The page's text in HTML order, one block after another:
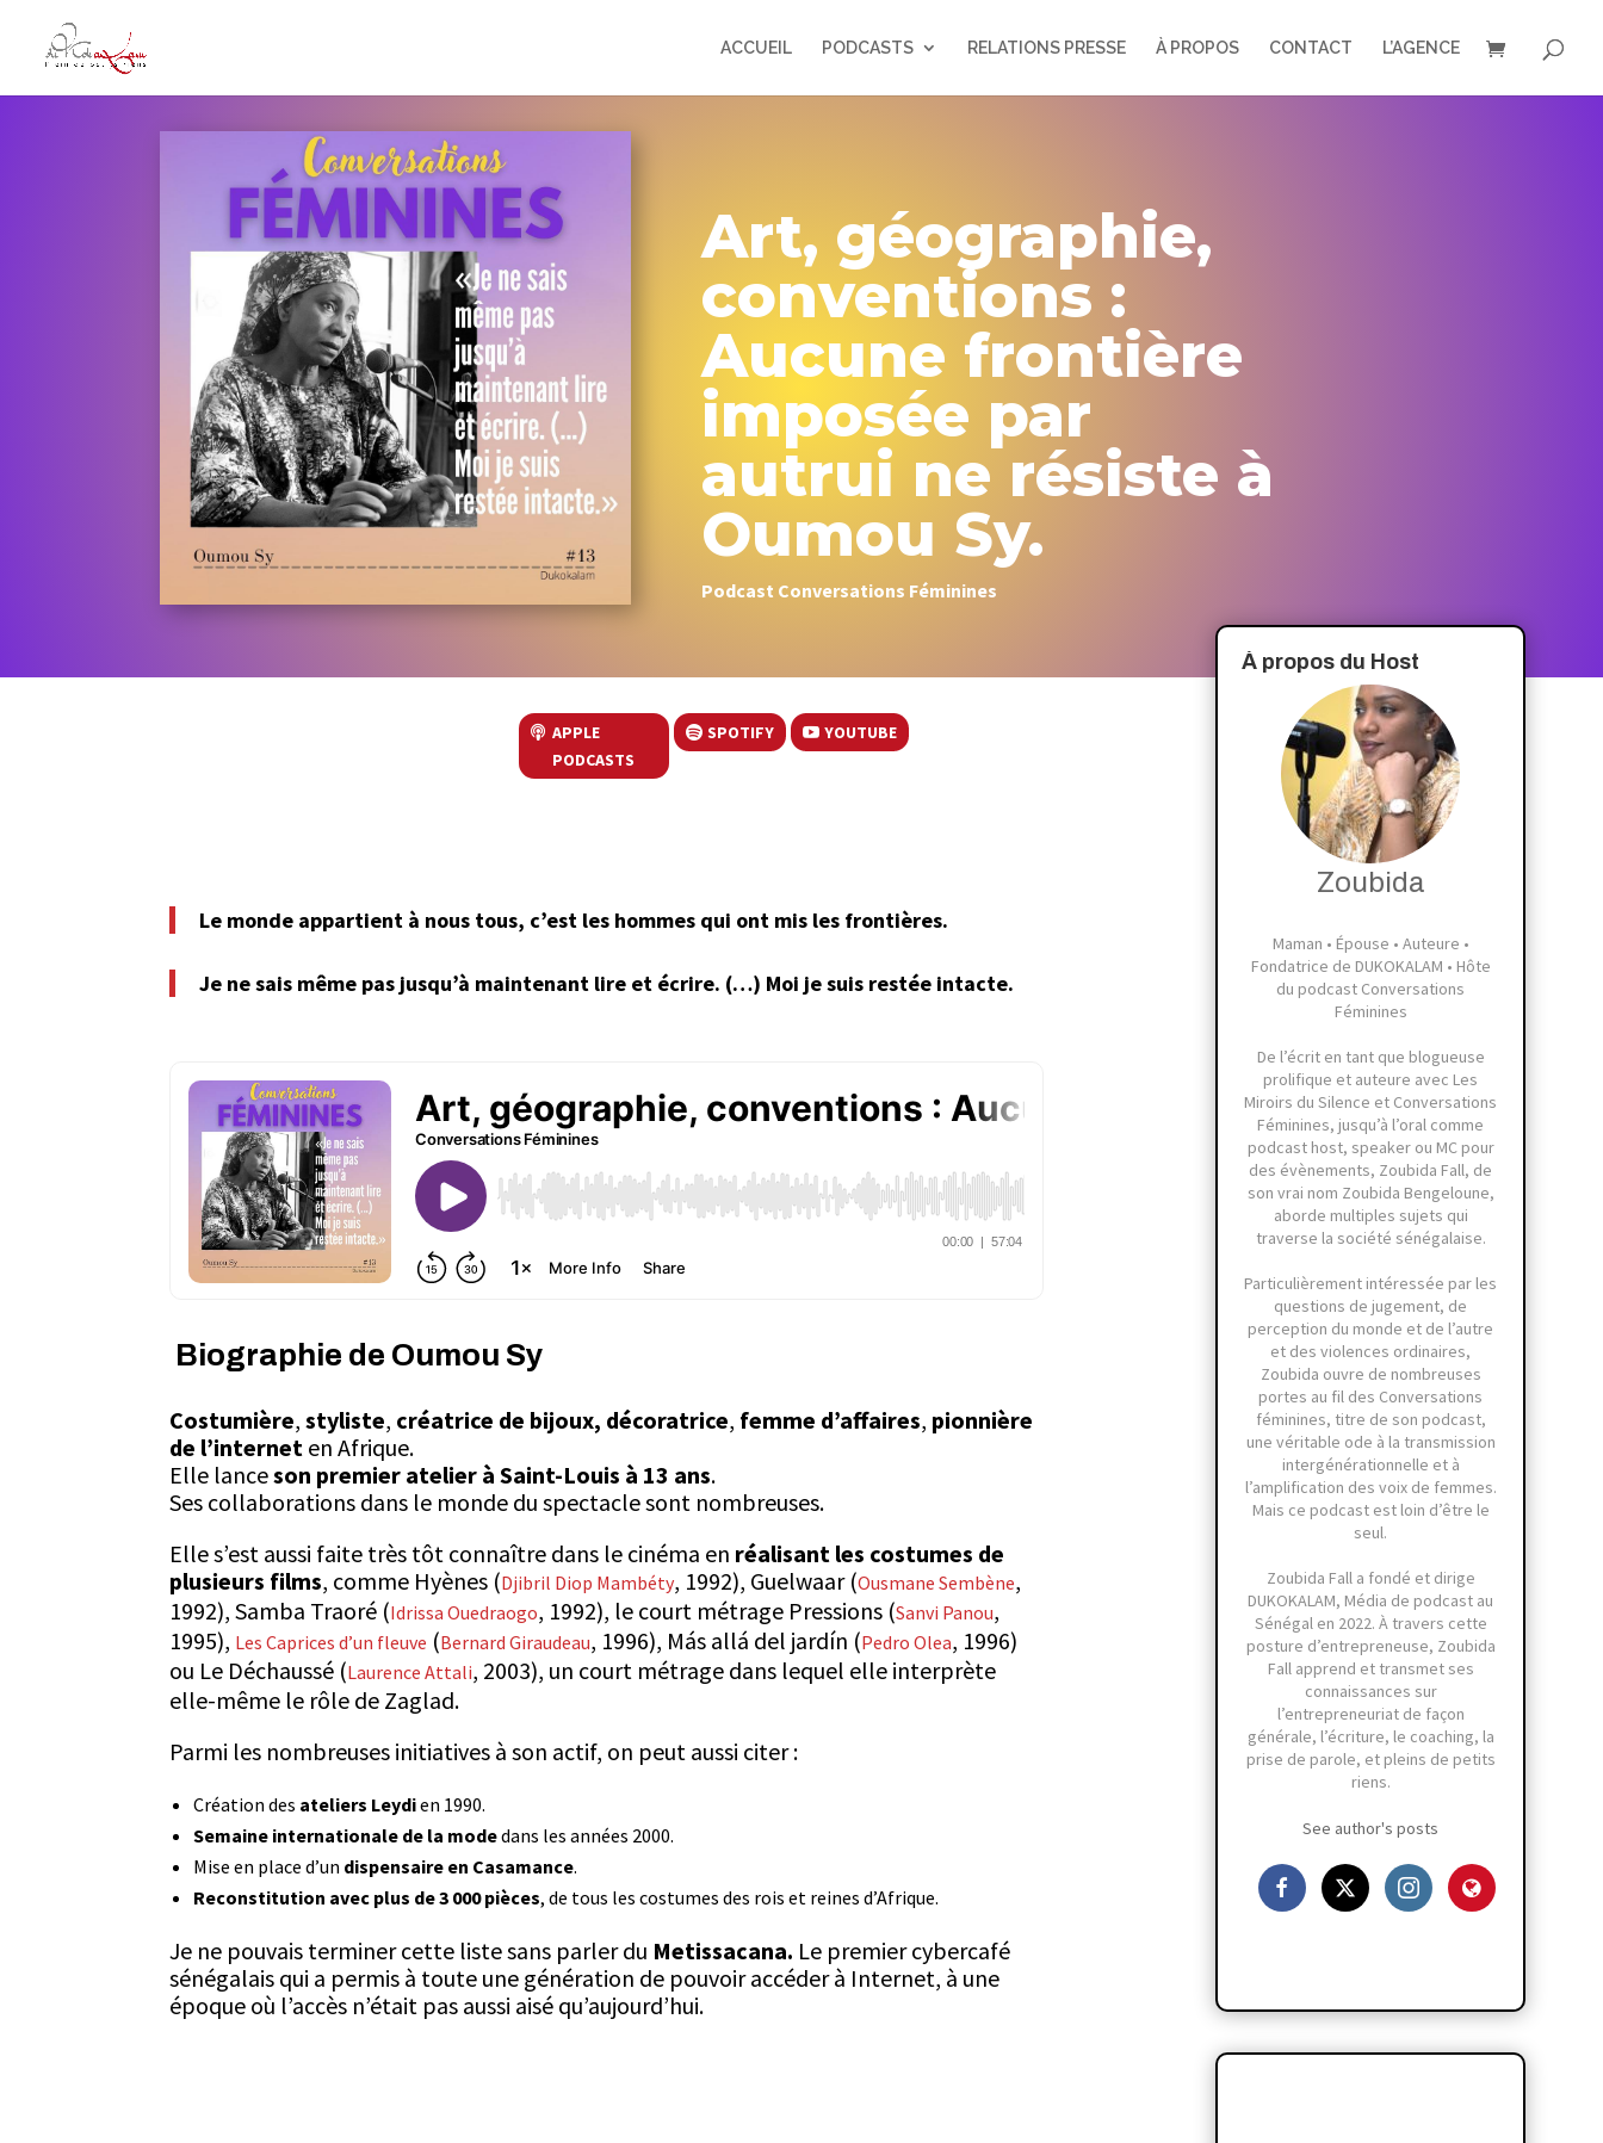
ACCUEIL PODCASTS RELATIONS PRESSE À PROPOS CONTACT L’AGENCE
Art, géographie,
conventions :
Aucune frontière
imposée par
autrui ne résiste à
Oumou Sy.
Podcast Conversations Féminines
APPLE
PODCASTS
SPOTIFY YOUTUBE
Le monde appartient à nous tous, c’est les hommes qui ont mis les frontières.
Je ne sais même pas jusqu’à maintenant lire et écrire. (…) Moi je suis restée intacte.
Biographie de Oumou Sy
Costumière, styliste, créatrice de bijoux, décoratrice, femme d’affaires, pionnière
de l’interneten Afrique.
Elle lanceson premier atelier à Saint-Louis à 13 ans.
Ses collaborations dans le monde du spectacle sont nombreuses.
Elle s’est aussi faite très tôt connaître dans le cinéma en réalisant les costumes de
plusieurs films, comme Hyènes (Djibril Diop Mambéty, 1992), Guelwaar (Ousmane Sembène,
1992), Samba Traoré(Idrissa Ouedraogo, 1992), le court métrage Pressions (Sanvi Panou,
1995), Les Caprices d’un fleuve (Bernard Giraudeau, 1996), Más allá del jardín (Pedro Olea, 1996)
ou Le Déchaussé (Laurence Attali, 2003), un court métrage dans lequel elle interprète
elle-même le rôle de Zaglad.
Parmi les nombreuses initiatives à son actif, on peut aussi citer :
Création des ateliers Leydien 1990.
Semaine internationale de la modedans les années 2000.
Mise en place d’un dispensaire en Casamance.
Reconstitution avec plus de 3 000 pièces, de tous les costumes des rois et reines d’Afrique.
Je ne pouvais terminer cette liste sans parler du Metissacana. Le premier cybercafé
sénégalais qui a permis à toute une génération de pouvoir accéder à Internet, à une
époque où l’accès n’était pas aussi aisé qu’aujourd’hui.
À propos du Host
Zoubida
Maman • Épouse • Auteure •
Fondatrice de DUKOKALAM • Hôte
du podcast Conversations
Féminines
De l’écrit en tant que blogueuse
prolifique et auteure avec Les
Miroirs du Silence et Conversations
Féminines, jusqu’à l’oral comme
podcast host, speaker ou MC pour
des évènements, Zoubida Fall, de
son vrai nom Zoubida Bengeloune,
aborde multiples sujets qui
traverse la société sénégalaise.
Particulièrement intéressée par les
questions de jugement, de
perception du monde et de l’autre
et des violences ordinaires,
Zoubida ouvre de nombreuses
portes au fil des Conversations
féminines, titre de son podcast,
une véritable ode à la transmission
intergénérationnelle et à
l’amplification des voix de femmes.
Mais ce podcast est loin d’être le
seul.
Zoubida Fall a fondé et dirige
DUKOKALAM, Média de podcast au
Sénégal en 2022. À travers cette
posture d’entrepreneuse, Zoubida
Fall apprend et transmet ses
connaissances sur
l’entrepreneuriat de façon
générale, l’écriture, le coaching, la
prise de parole, et pleins de petits
riens.
See author's posts